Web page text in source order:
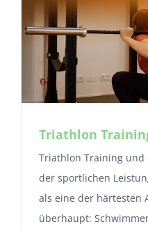
Triathlon
Triathlon Training und
der sportlichen
als eine der härtesten
überhaupt: